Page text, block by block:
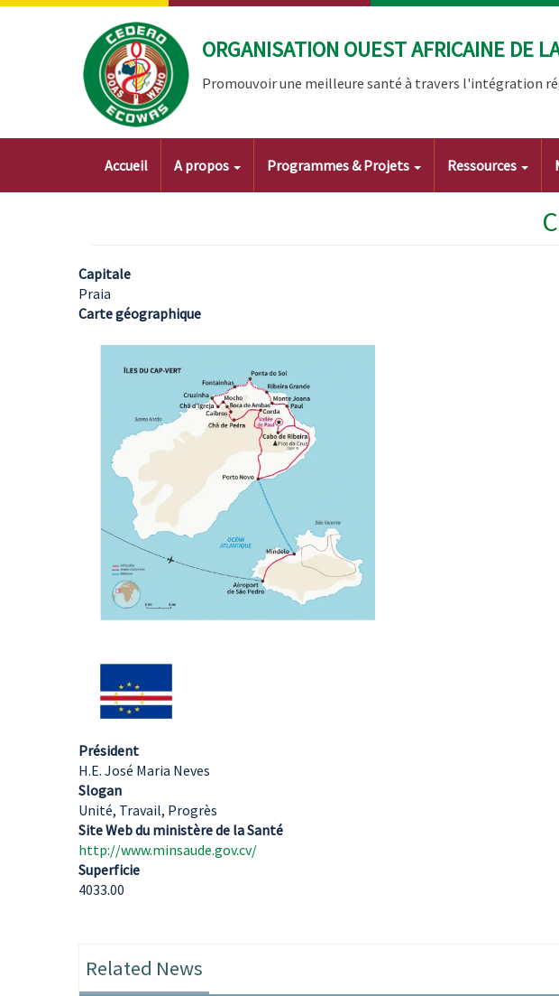
Aller
ORGANISATION OUEST AFRICAINE DE
Promouvoir une meilleure santé à travers l'intégration
Main
navigation
Accueil A propos Programmes & Projets Ressources
Capitale
Praia
Carte géographique
Image
Président
H.E. José Maria Neves
Slogan
Unité, Travail, Progrès
Site Web du ministère de la Santé
http://www.minsaude.gov.cv/
Superficie
4033.00
Related News